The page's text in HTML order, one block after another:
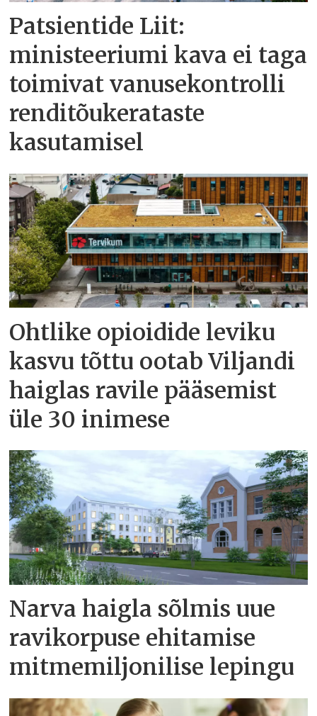
Patsientide Liit:
ministeeriumi kava ei taga
toimivat vanusekontrolli
renditõukerataste
kasutamisel
Ohtlike opioidide leviku
kasvu tõttu ootab Viljandi
haiglas ravile pääsemist
üle 30 inimese
Narva haigla sõlmis uue
ravikorpuse ehitamise
mitmemiljonilise lepingu